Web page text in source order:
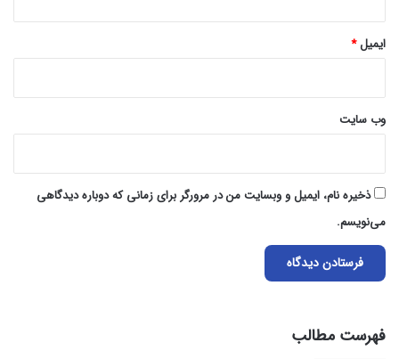
ایمیل*
وب‌ سایت
ذخیره نام، ایمیل و وبسایت من در مرورگر برای زمانی که دوباره دیدگاهی
می‌نویسم.
فهرست مطالب